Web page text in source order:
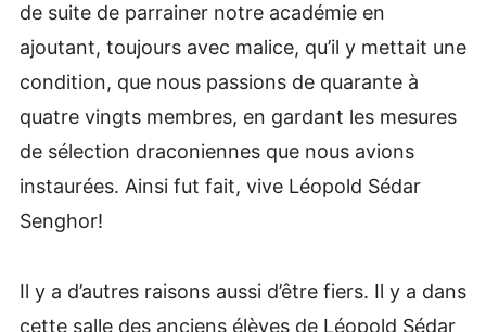
de suite de parrainer notre académie en
ajoutant, toujours avec malice, qu’il y mettait une
condition, que nous passions de quarante à
quatre vingts membres, en gardant les mesures
de sélection draconiennes que nous avions
instaurées. Ainsi fut fait, vive Léopold Sédar
Senghor!
Il y a d’autres raisons aussi d’être fiers. Il y a dans
cette salle des anciens élèves de Léopold Sédar